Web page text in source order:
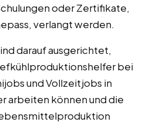
oder Zertifikate,
verlangt werden.
darauf ausgerichtet,
bei
und Vollzeitjobs in
arbeiten können und die